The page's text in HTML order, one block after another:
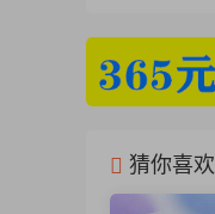
猜你喜欢